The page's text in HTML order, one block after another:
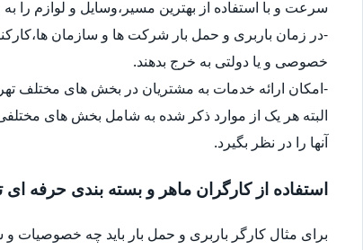
سرعت و با استفاده از بهترین مسیر،وسایل و لوازم را
-در زمان باربری و حمل بار شرکت ها و سازمان
خصوصی و یا دولتی به خرج بدهند.
-امکان ارائه خدمات به مشتریان در بخش های مختلف
البته هر یک از موارد ذکر شده به شامل بخش های
آنها را در نظر بگیرد.
استفاده از کارگران ماهر و بسته بندی حرفه
برای مثال کارگر باربری و حمل بار باید چه خصوصیات